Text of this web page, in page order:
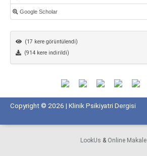
Google Scholar
(17 kere görüntülendi)
(914 kere indirildi)
Copyright © 2026 | Klinik Psikiyatri Dergisi
LookUs & Online Makale